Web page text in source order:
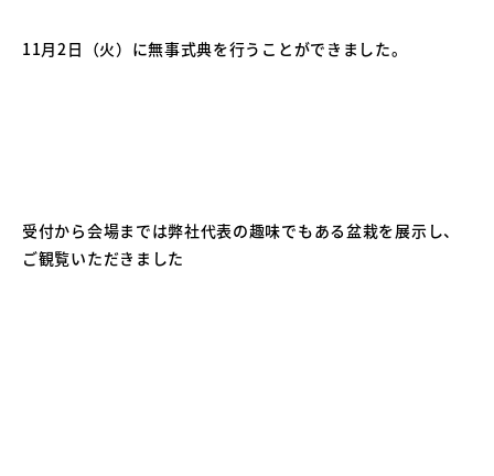
11月2日（火）に無事式典を行うことができました。
受付から会場までは弊社代表の趣味でもある盆栽を展示し、
ご観覧いただきました